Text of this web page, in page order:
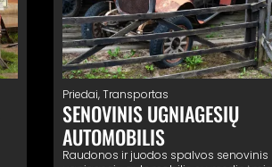
Priedai,Transportas
SENOVINIS UGNIAGESIŲ
AUTOMOBILIS
Raudonos ir juodos spalvos senovinis